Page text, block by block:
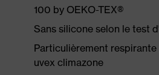
100 by OEKO-TEX®
Sans silicone selon le test
Particulièrement
uvex climazone